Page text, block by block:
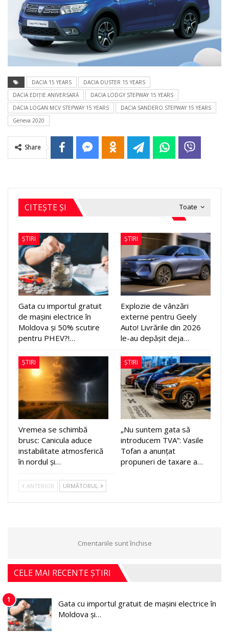
DACIA 15 YEARS
DACIA DUSTER 15 YEARS
DACIA EDIŢIE ANIVERSARĂ
DACIA LODGY STEPWAY 15 YEARS
DACIA LOGAN MCV STEPWAY 15 YEARS
DACIA SANDERO STEPWAY 15 YEARS
Geneva 2020
Share
Toate
CITEȘTE ȘI
ȘTIRI
Gata cu importul gratuit
de mașini electrice în
Moldova și 50% scutire
pentru PHEV?!…
ȘTIRI
Explozie de vânzări
externe pentru Geely
Auto! Livrările din 2026
le-au depășit deja…
ȘTIRI
Vremea se schimbă
brusc: Canicula aduce
instabilitate atmosferică
în nordul și…
ȘTIRI
„Nu suntem gata să
introducem TVA”: Vasile
Tofan a anunțat
propuneri de taxare a…
ANTERIOR URMĂTORUL
Cmentariile sunt închise
CELE MAI RECENTE ȘTIRI
1
Gata cu importul gratuit de mașini electrice în
Moldova și…